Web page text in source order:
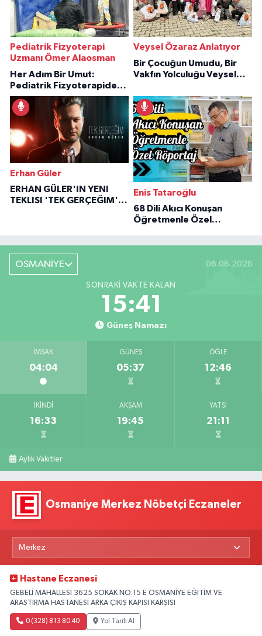
Pediatrik Fizyoterapi
Uzmanı Ömer Alaosman
Her Adım Bir Umut:
Pediatrik Fizyoterapiden
İlham Veren Hikâyeler
Veysel Özaraz Anlatıyor
Bir Çocuğun Umudu, Bir
Vakfın Yolculuğu Veysel
Erhan Güler
ERHAN GÜLER'IN YENI
TEKLISI 'TEK GERÇEĞIM'LE
Enis Tataroğlu
68 Dili Akıcı Konuşan
Öğretmenle Özel
OSMANİYE 06.08.2026
SONRAKI VAKTE KALAN
15:40
Güneş Namazı
İMSAK
04:04
GÜNEŞ
05:37
ÖĞLE
12:46
İKINDI
16:33
AKŞAM
19:45
YATSI
21:11
Aylık Vakitler
Osmaniye Merkez Nöbetçi Eczaneler
Hastane Eczanesi
GEBELİ MAHALLESİ 3625 SOKAK NO:15 E OSMANİYE EĞİTİM VE
ARAŞTIRMA HASTANESİ ARKA ÇIKIŞ KAPISI KARŞISI
0 (328) 813 80 40 Yol Tarifi Al